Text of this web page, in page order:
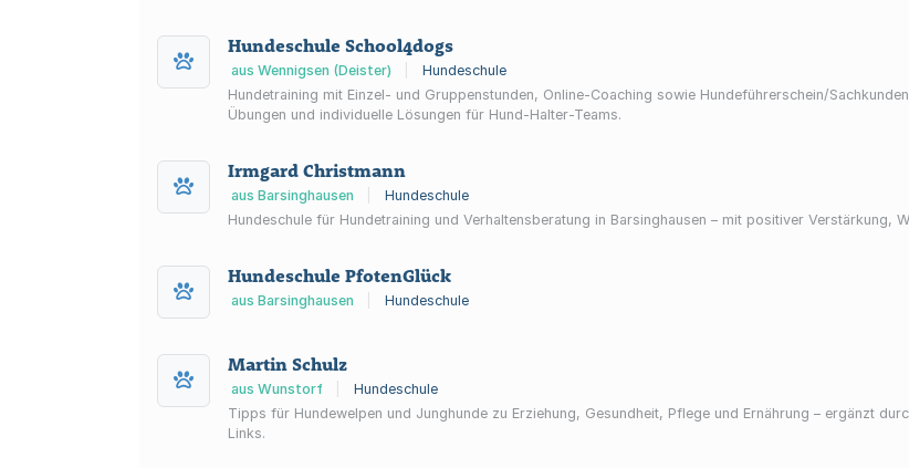
Hundeschule School4dogs
aus Wennigsen (Deister)
Hundeschule
Hundetraining mit Einzel- und Gruppenstunden, Online-Coaching sowie Hundeführerschein/
Übungen und individuelle Lösungen für Hund-Halter-Teams.
Irmgard Christmann
aus Barsinghausen
Hundeschule
Hundeschule für Hundetraining und Verhaltensberatung in Barsinghausen – mit positiver Verstärkung,
Hundeschule PfotenGlück
aus Barsinghausen Hundeschule
Martin Schulz
aus Wunstorf
Hundeschule
Tipps für Hundewelpen und Junghunde zu Erziehung, Gesundheit, Pflege und Ernährung – ergänzt
Links.